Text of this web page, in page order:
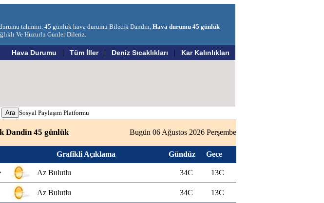
tahmini. 45 günlük hava durumu Bilecik Dandin, Hava durumu 45 günlük
Ve Huzurlu Günler Dileriz.
Hava Durumu | Tüm İller| Deniz Sıcaklıkları | Kar Kalınlıkları
Sosyal Paylaşım Platformu
Dandin 45 günlük Bugün 06 Ağustos 2026 Perşembe
Grafikli Açıklama Gündüz Gece
Az Bulutlu 34C 13C
Az Bulutlu 34C 13C